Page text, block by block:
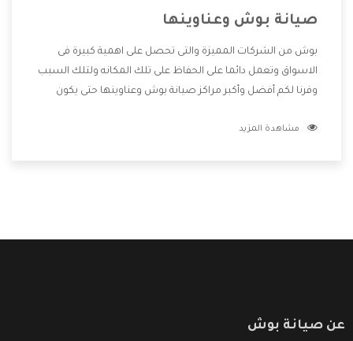
صيانة بوش وعناوينها
بوش من الشركات المميزة والتى تحصل على اهمية كبيرة فى
الاسواق وتعمل دائما على الحفاظ على تلك المكانه ولتلك السبب
وفرنا لكم أفضل وأكبر مراكز صيانة بوش وعناوينها حتى يكون
دون اى ازعاج كما أننا نهتم بكل ما يحتاجه المستهلك لكى نحافظ
مشاهدة المزيد
عن صيانة بوش